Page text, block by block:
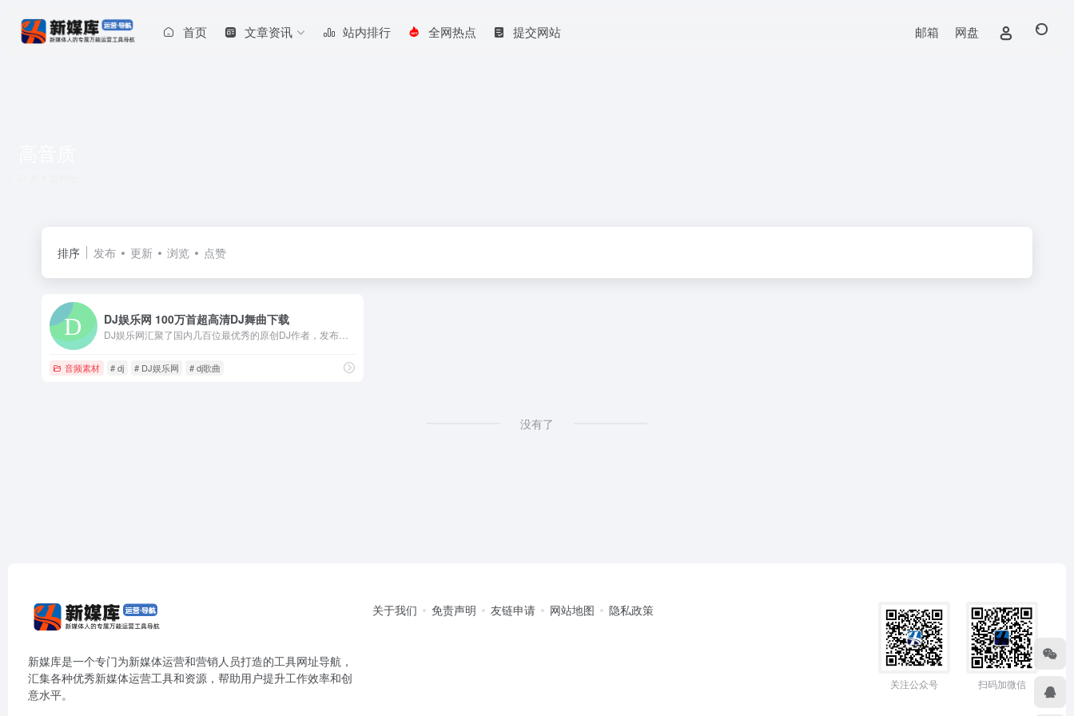
首页 文章资讯 站内排行 全网热点 提交网站 邮箱 网盘
排序 发布 更新 浏览 点赞
DJ娱乐网 100万首超高清DJ舞曲下载
音频素材 # dj # DJ娱乐网 # dj歌曲
没有了
新媒库是一个专门为新媒体运营和营销人员打造的工具网址导航，
汇集各种优秀新媒体运营工具和资源，帮助用户提升工作效率和创
意水平。
关于我们 免责声明 友链申请 网站地图 隐私政策
关注公众号 扫码加微信